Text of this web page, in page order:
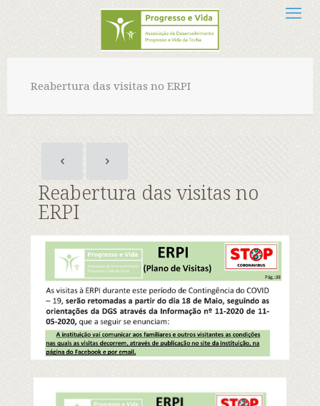
Reabertura das visitas no ERPI
Reabertura das visitas no
ERPI